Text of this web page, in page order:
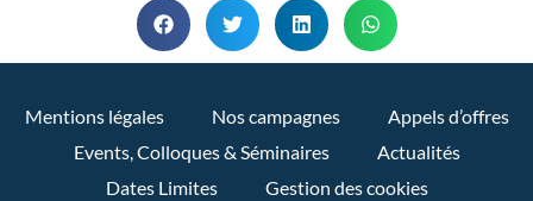
Mentions légales Nos campagnes
Appels d’offres
Events, Colloques & Séminaires
Actualités
Dates Limites
Gestion des cookies